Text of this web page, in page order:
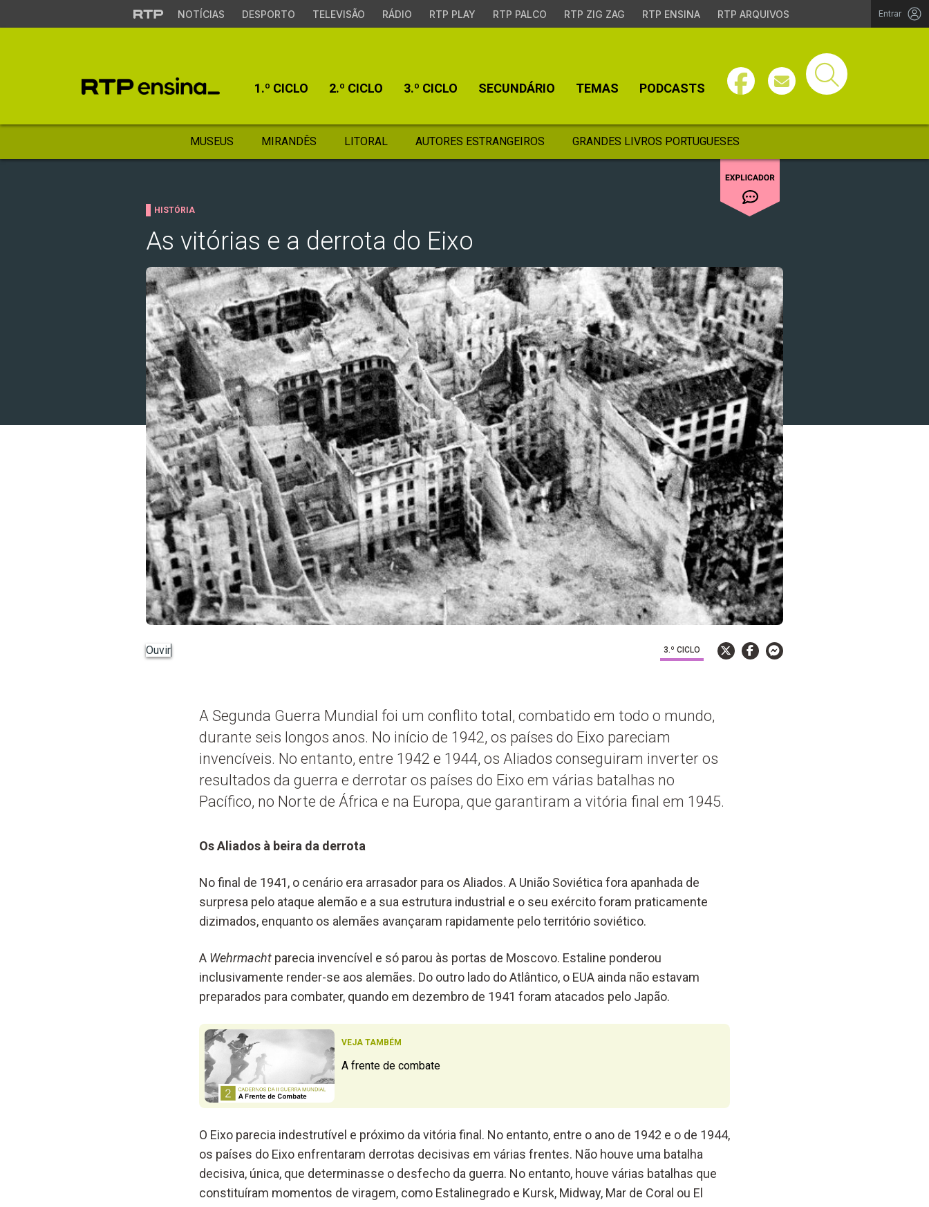
NOTÍCIAS DESPORTO TELEVISÃO RÁDIO RTP PLAY RTP PALCO RTP ZIG ZAG RTP ENSINA RTP ARQUIVOS Entrar
1.º CICLO 2.º CICLO 3.º CICLO SECUNDÁRIO TEMAS PODCASTS
MUSEUS MIRANDÊS LITORAL AUTORES ESTRANGEIROS GRANDES LIVROS PORTUGUESES
HISTÓRIA
As vitórias e a derrota do Eixo
Ouvir 3.º CICLO
A Segunda Guerra Mundial foi um conflito total, combatido em todo o mundo,
durante seis longos anos. No início de 1942, os países do Eixo pareciam
invencíveis. No entanto, entre 1942 e 1944, os Aliados conseguiram inverter os
resultados da guerra e derrotar os países do Eixo em várias batalhas no
Pacífico, no Norte de África e na Europa, que garantiram a vitória final em 1945.
Os Aliados à beira da derrota
No final de 1941, o cenário era arrasador para os Aliados. A União Soviética fora apanhada de
surpresa pelo ataque alemão e a sua estrutura industrial e o seu exército foram praticamente
dizimados, enquanto os alemães avançaram rapidamente pelo território soviético.
A Wehrmachtparecia invencível e só parou às portas de Moscovo. Estaline ponderou
inclusivamente render-se aos alemães. Do outro lado do Atlântico, o EUA ainda não estavam
preparados para combater, quando em dezembro de 1941 foram atacados pelo Japão.
VEJA TAMBÉM
A frente de combate
O Eixo parecia indestrutível e próximo da vitória final. No entanto, entre o ano de 1942 e o de 1944,
os países do Eixo enfrentaram derrotas decisivas em várias frentes. Não houve uma batalha
decisiva, única, que determinasse o desfecho da guerra. No entanto, houve várias batalhas que
constituíram momentos de viragem, como Estalinegrado e Kursk, Midway, Mar de Coral ou El